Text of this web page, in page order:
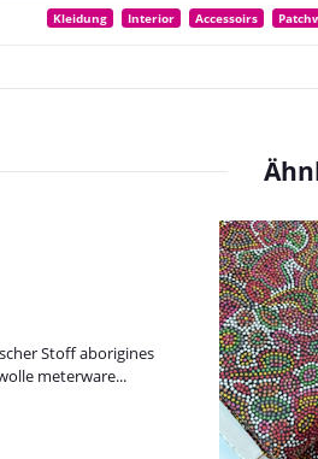
Kleidung Interior Accessoirs